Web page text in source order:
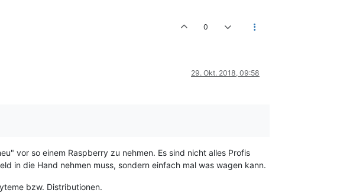
0
29. Okt. 2018, 09:58
vor so einem Raspberry zu nehmen. Es sind nicht alles Profis
in die Hand nehmen muss, sondern einfach mal was wagen kann.
bzw. Distributionen.